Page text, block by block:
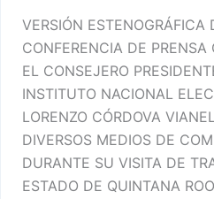
VERSIÓN ESTENOGRÁFICA
CONFERENCIA DE PRENSA
EL CONSEJERO
INSTITUTO NACIONAL
LORENZO CÓRDOVA
DIVERSOS MEDIOS DE
DURANTE SU VISITA DE
ESTADO DE QUINTANA